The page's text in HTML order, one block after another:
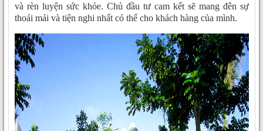
và rèn luyện sức khỏe. Chủ đầu tư cam kết sẽ mang đên sự
thoái mái và tiện nghi nhất có thể cho khách hàng của mình.